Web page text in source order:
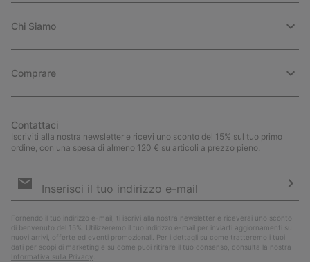
Chi Siamo
Comprare
Contattaci
Iscriviti alla nostra newsletter e ricevi uno sconto del 15% sul tuo primo
ordine, con una spesa di almeno 120 € su articoli a prezzo pieno.
e-
Fornendo il tuo indirizzo e-mail, ti iscrivi alla nostra newsletter e riceverai uno sconto
di benvenuto del 15%. Utilizzeremo il tuo indirizzo e-mail per inviarti aggiornamenti su
nuovi arrivi, offerte ed eventi promozionali. Per i dettagli su come tratteremo i tuoi
dati per scopi di marketing e su come puoi ritirare il tuo consenso, consulta la nostra
Informativa sulla Privacy